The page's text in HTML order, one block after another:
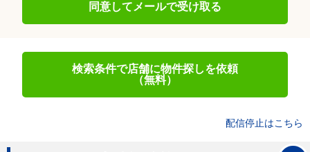
同意してメールで受け取る
検索条件で店舗に物件探しを依頼
（無料）
配信停止はこちら